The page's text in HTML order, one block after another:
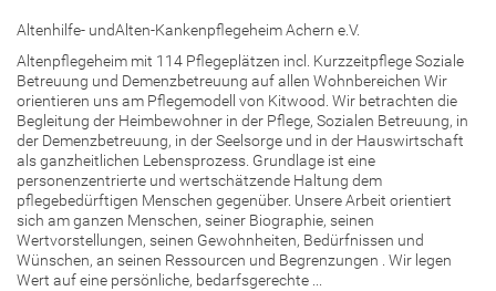
Altenhilfe- undAlten-Kankenpflegeheim Achern e.V.
Altenpflegeheim mit 114 Pflegeplätzen incl. Kurzzeitpflege Soziale
Betreuung und Demenzbetreuung auf allen Wohnbereichen Wir
orientieren uns am Pflegemodell von Kitwood. Wir betrachten die
Begleitung der Heimbewohner in der Pflege, Sozialen Betreuung, in
der Demenzbetreuung, in der Seelsorge und in der Hauswirtschaft
als ganzheitlichen Lebensprozess. Grundlage ist eine
personenzentrierte und wertschätzende Haltung dem
pflegebedürftigen Menschen gegenüber. Unsere Arbeit orientiert
sich am ganzen Menschen, seiner Biographie, seinen
Wertvorstellungen, seinen Gewohnheiten, Bedürfnissen und
Wünschen, an seinen Ressourcen und Begrenzungen . Wir legen
Wert auf eine persönliche, bedarfsgerechte ...